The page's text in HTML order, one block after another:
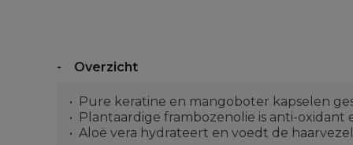
Overzicht
Pure keratine en mangoboter kapselen
Plantaardige frambozenolie is anti-oxidant
Aloë vera hydrateert en voedt de